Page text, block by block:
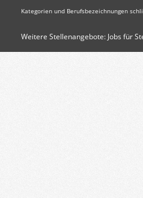
Kategorien und Berufsbezeichnungen
Weitere Stellenangebote: Jobs für